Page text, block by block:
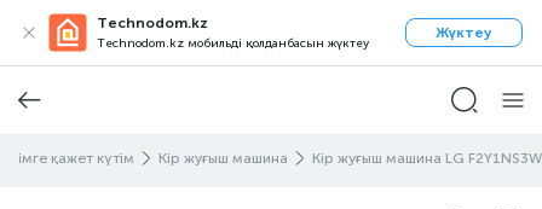
Technodom.kz
Technodom.kz мобильді қолданбасын жүктеу
Жүктеу
Киімге қажет күтім Кір жуғыш машина Кір жуғыш машина LG F2Y1NS3W